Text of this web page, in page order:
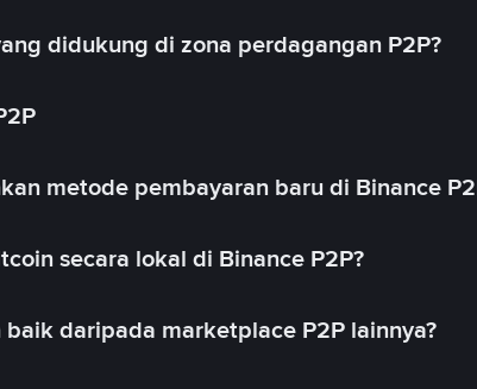
didukung di zona perdagangan P2P?
metode pembayaran baru di Binance
secara lokal di Binance P2P?
daripada marketplace P2P lainnya?